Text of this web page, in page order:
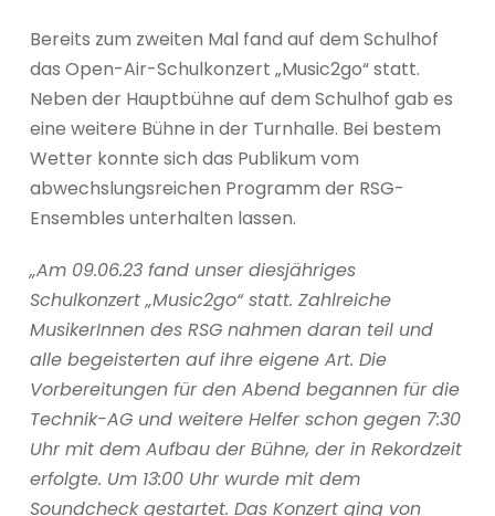
Bereits zum zweiten Mal fand auf dem Schulhof
das Open-Air-Schulkonzert „Music2go“ statt.
Neben der Hauptbühne auf dem Schulhof gab es
eine weitere Bühne in der Turnhalle. Bei bestem
Wetter konnte sich das Publikum vom
abwechslungsreichen Programm der RSG-
Ensembles unterhalten lassen.
„Am 09.06.23 fand unser diesjähriges
Schulkonzert „Music2go“ statt. Zahlreiche
MusikerInnen des RSG nahmen daran teil und
alle begeisterten auf ihre eigene Art. Die
Vorbereitungen für den Abend begannen für die
Technik-AG und weitere Helfer schon gegen 7:30
Uhr mit dem Aufbau der Bühne, der in Rekordzeit
erfolgte. Um 13:00 Uhr wurde mit dem
Soundcheck gestartet. Das Konzert ging von